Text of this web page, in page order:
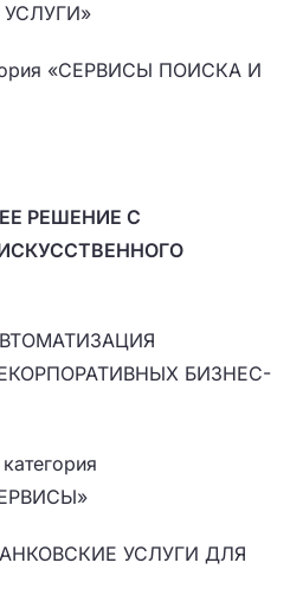
«СЕРВИСЫ ПОИСКА И
РЕШЕНИЕ С
БИЗНЕС-
УСЛУГИ ДЛЯ